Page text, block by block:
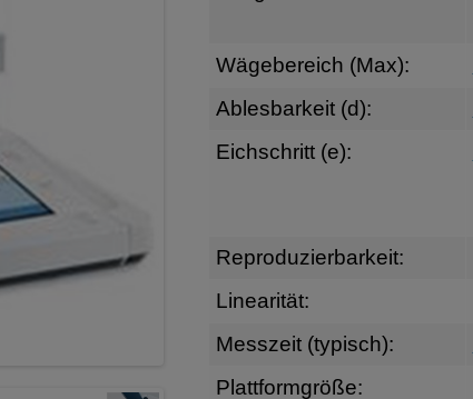
Wägebereich (Max):
Ablesbarkeit (d):
Eichschritt (e):
Reproduzierbarkeit:
Linearität:
Messzeit (typisch):
Plattformgröße: